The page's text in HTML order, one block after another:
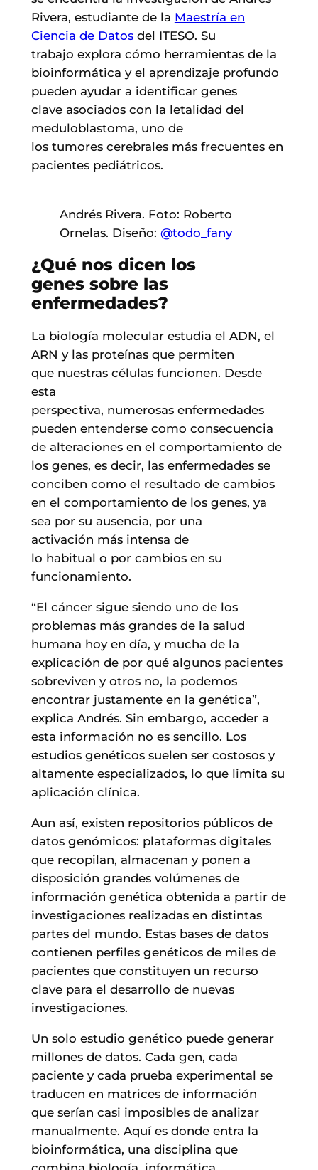
Rivera, estudiante de la Maestría en
Ciencia de Datosdel ITESO. Su
trabajo explora cómo herramientas de la
bioinformática y el aprendizaje profundo
pueden ayudar a identificar genes
clave asociados con la letalidad del
meduloblastoma, uno de
los tumores cerebrales más frecuentes en
pacientes pediátricos.
Andrés Rivera. Foto: Roberto
Ornelas. Diseño: @todo_fany
¿Qué nos dicen los
genes sobre las
enfermedades?
La biología molecular estudia el ADN, el
ARN y las proteínas que permiten
que nuestras células funcionen. Desde
esta
perspectiva, numerosas enfermedades
pueden entenderse como consecuencia
de alteraciones en el comportamiento de
los genes, es decir, las enfermedades se
conciben como el resultado de cambios
en el comportamiento de los genes, ya
sea por su ausencia, por una
activación más intensa de
lo habitual o por cambios en su
funcionamiento.
“El cáncer sigue siendo uno de los
problemas más grandes de la salud
humana hoy en día, y mucha de la
explicación de por qué algunos pacientes
sobreviven y otros no, la podemos
encontrar justamente en la genética”,
explica Andrés. Sin embargo, acceder a
esta información no es sencillo. Los
estudios genéticos suelen ser costosos y
altamente especializados, lo que limita su
aplicación clínica.
Aun así, existen repositorios públicos de
datos genómicos: plataformas digitales
que recopilan, almacenan y ponen a
disposición grandes volúmenes de
información genética obtenida a partir de
investigaciones realizadas en distintas
partes del mundo. Estas bases de datos
contienen perfiles genéticos de miles de
pacientes que constituyen un recurso
clave para el desarrollo de nuevas
investigaciones.
Un solo estudio genético puede generar
millones de datos. Cada gen, cada
paciente y cada prueba experimental se
traducen en matrices de información
que serían casi imposibles de analizar
manualmente. Aquí es donde entra la
bioinformática, una disciplina que